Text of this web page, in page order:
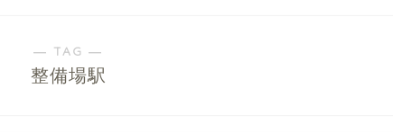
― TAG ―
整備場駅